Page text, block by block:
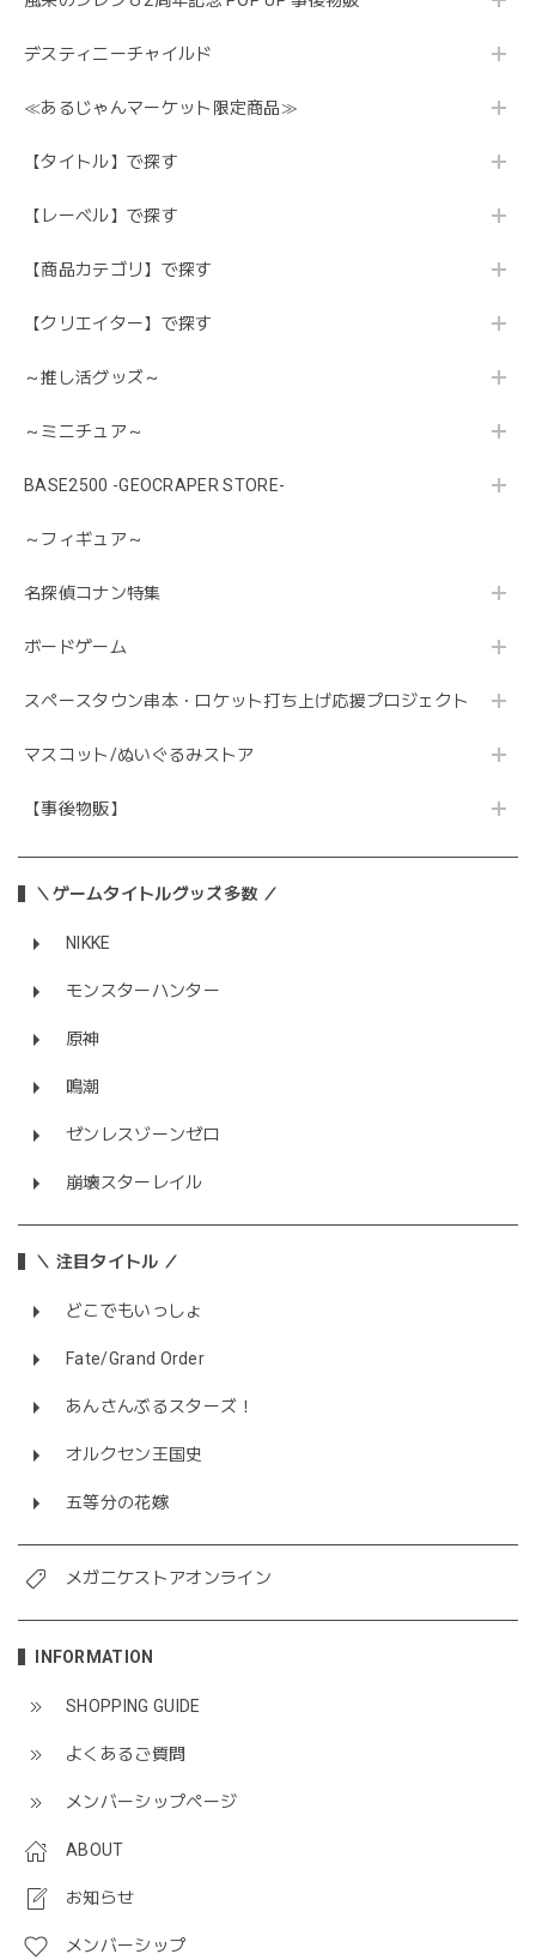
デスティニーチャイルド
≪あるじゃんマーケット限定商品≫
【タイトル】で探す
【レーベル】で探す
【商品カテゴリ】で探す
【クリエイター】で探す
～推し活グッズ～
～ミニチュア～
BASE2500 -GEOCRAPER STORE-
～フィギュア～
名探偵コナン特集
ボードゲーム
スペースタウン串本・ロケット打ち上げ応援プロジェクト
マスコット/ぬいぐるみストア
【事後物販】
＼ゲームタイトルグッズ多数 ／
NIKKE
モンスターハンター
原神
鳴潮
ゼンレスゾーンゼロ
崩壊スターレイル
＼ 注目タイトル ／
どこでもいっしょ
Fate/Grand Order
あんさんぶるスターズ！
オルクセン王国史
五等分の花嫁
メガニケストアオンライン
INFORMATION
SHOPPING GUIDE
よくあるご質問
メンバーシップページ
ABOUT
お知らせ
メンバーシップ